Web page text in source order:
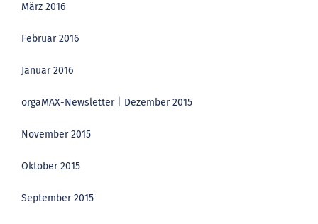
März 2016
Februar 2016
Januar 2016
orgaMAX-Newsletter | Dezember 2015
November 2015
Oktober 2015
September 2015